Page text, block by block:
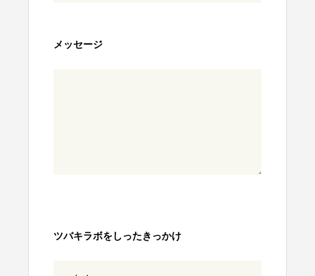
メッセージ
ツバキラボをしったきっかけ